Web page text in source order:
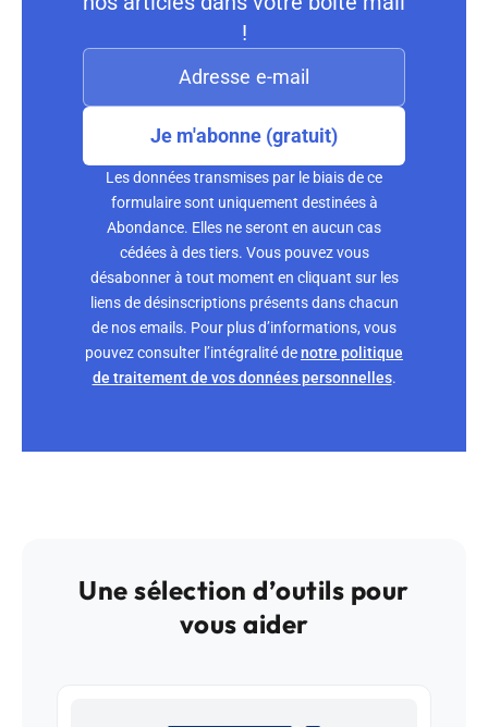
!
Je m'abonne (gratuit)
Les données transmises par le biais de ce
formulaire sont uniquement destinées à
Abondance. Elles ne seront en aucun cas
cédées à des tiers. Vous pouvez vous
désabonner à tout moment en cliquant sur les
liens de désinscriptions présents dans chacun
de nos emails. Pour plus d’informations, vous
pouvez consulter l’intégralité denotre politique
de traitement de vos données personnelles.
Une sélection d’outils pour
vous aider